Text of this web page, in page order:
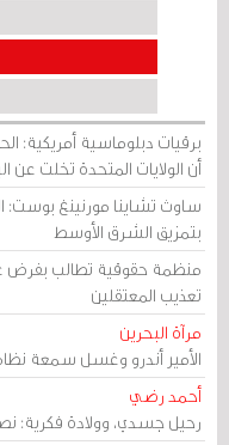
برقيات دبلوماسية أمريكية:
أن الولايات المتحدة تخلت عن
ساوث تشاينا مورنينغ بوست:
بتمزيق الشرق الأوسط
منظمة حقوقية تطالب بفرض
تعذيب المعتقلين
مرآة البحرين
الأمير أندرو وغسل سمعة
أحمد رضي
رحيل جسدي، وولادة فكرية: